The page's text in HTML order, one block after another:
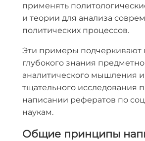
применять
и теории для анализа
политических процессов.
Эти примеры подчеркивают
глубокого знания
аналитического мышления и
тщательного исследования
написании рефератов по
наукам.
Общие принципы